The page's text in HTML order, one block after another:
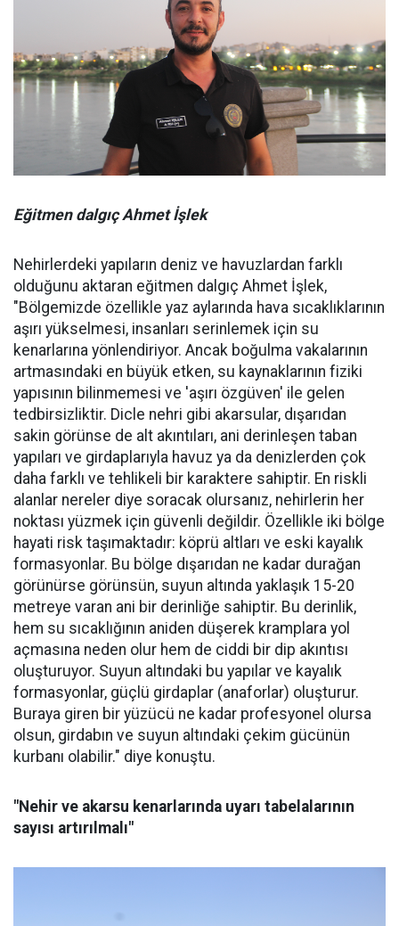
Eğitmen dalgıç Ahmet İşlek
Nehirlerdeki yapıların deniz ve havuzlardan farklı
olduğunu aktaran eğitmen dalgıç Ahmet İşlek,
"Bölgemizde özellikle yaz aylarında hava sıcaklıklarının
aşırı yükselmesi, insanları serinlemek için su
kenarlarına yönlendiriyor. Ancak boğulma vakalarının
artmasındaki en büyük etken, su kaynaklarının fiziki
yapısının bilinmemesi ve 'aşırı özgüven' ile gelen
tedbirsizliktir. Dicle nehri gibi akarsular, dışarıdan
sakin görünse de alt akıntıları, ani derinleşen taban
yapıları ve girdaplarıyla havuz ya da denizlerden çok
daha farklı ve tehlikeli bir karaktere sahiptir. En riskli
alanlar nereler diye soracak olursanız, nehirlerin her
noktası yüzmek için güvenli değildir. Özellikle iki bölge
hayati risk taşımaktadır: köprü altları ve eski kayalık
formasyonlar. Bu bölge dışarıdan ne kadar durağan
görünürse görünsün, suyun altında yaklaşık 15-20
metreye varan ani bir derinliğe sahiptir. Bu derinlik,
hem su sıcaklığının aniden düşerek kramplara yol
açmasına neden olur hem de ciddi bir dip akıntısı
oluşturuyor. Suyun altındaki bu yapılar ve kayalık
formasyonlar, güçlü girdaplar (anaforlar) oluşturur.
Buraya giren bir yüzücü ne kadar profesyonel olursa
olsun, girdabın ve suyun altındaki çekim gücünün
kurbanı olabilir." diye konuştu.
"Nehir ve akarsu kenarlarında uyarı tabelalarının
sayısı artırılmalı"